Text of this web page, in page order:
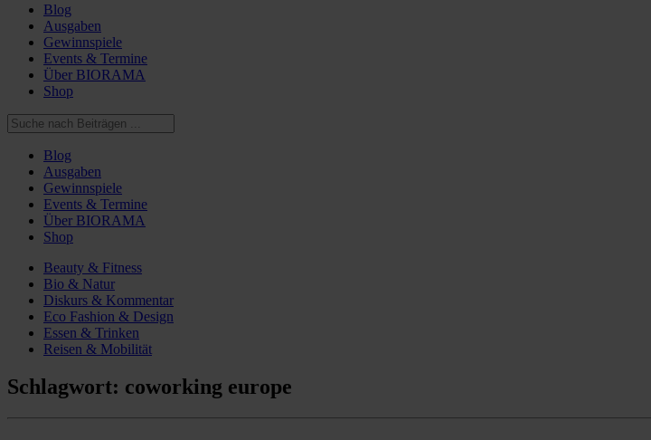
Blog
Ausgaben
Gewinnspiele
Events & Termine
Über BIORAMA
Shop
Blog
Ausgaben
Gewinnspiele
Events & Termine
Über BIORAMA
Shop
Beauty & Fitness
Bio & Natur
Diskurs & Kommentar
Eco Fashion & Design
Essen & Trinken
Reisen & Mobilität
Schlagwort: coworking europe